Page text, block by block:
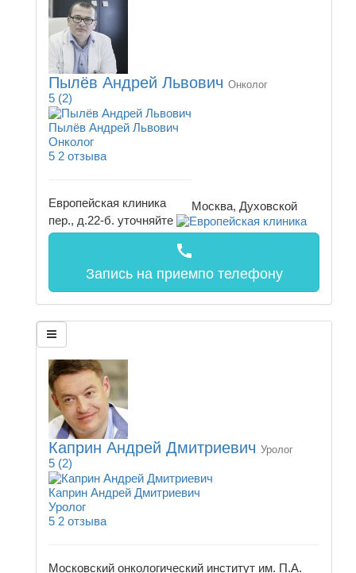
Пылёв Андрей Львович Онколог
5 (2)
Пылёв Андрей Львович
Онколог
5 2 отзыва
Европейская клиника
Москва, Духовской
пер., д.22-б. уточняйте
call
Запись на приемпо телефону
Каприн Андрей Дмитриевич Уролог
5 (2)
Каприн Андрей Дмитриевич
Уролог
5 2 отзыва
Московский онкологический институт им. П.А.